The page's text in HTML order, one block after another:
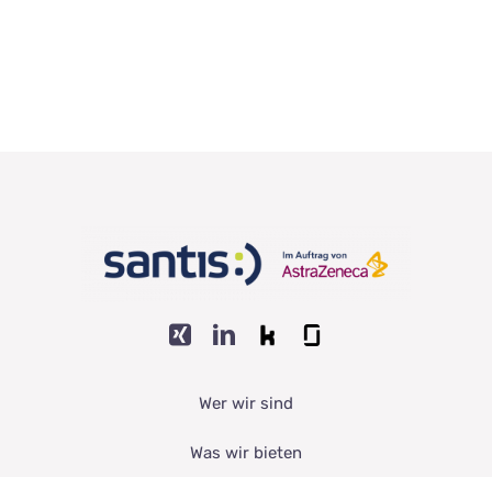
Wer wir sind
Was wir bieten